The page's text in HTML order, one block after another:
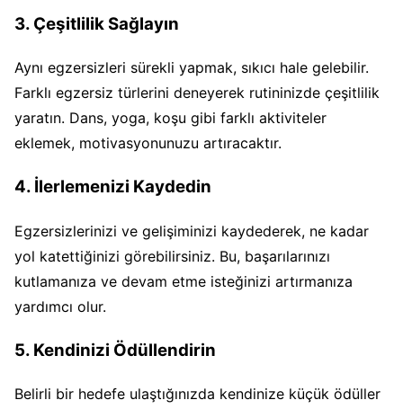
3. Çeşitlilik Sağlayın
Aynı egzersizleri sürekli yapmak, sıkıcı hale gelebilir.
Farklı egzersiz türlerini deneyerek rutininizde çeşitlilik
yaratın. Dans, yoga, koşu gibi farklı aktiviteler
eklemek, motivasyonunuzu artıracaktır.
4. İlerlemenizi Kaydedin
Egzersizlerinizi ve gelişiminizi kaydederek, ne kadar
yol katettiğinizi görebilirsiniz. Bu, başarılarınızı
kutlamanıza ve devam etme isteğinizi artırmanıza
yardımcı olur.
5. Kendinizi Ödüllendirin
Belirli bir hedefe ulaştığınızda kendinize küçük ödüller